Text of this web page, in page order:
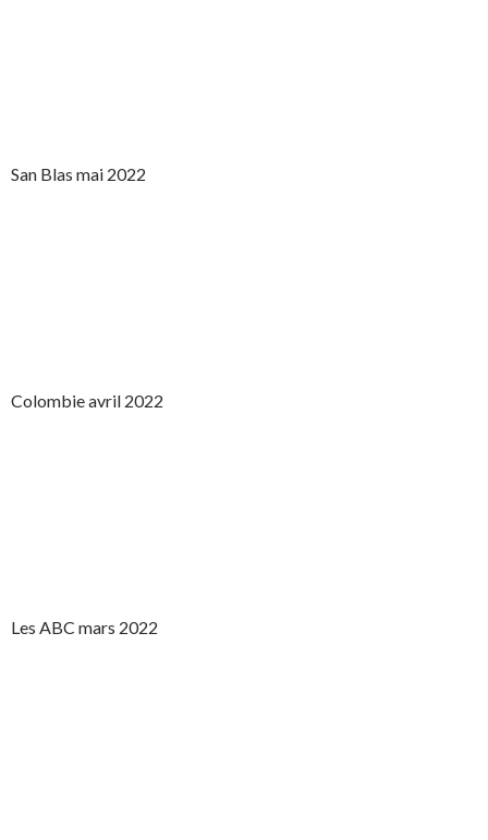
San Blas mai 2022
Colombie avril 2022
Les ABC mars 2022